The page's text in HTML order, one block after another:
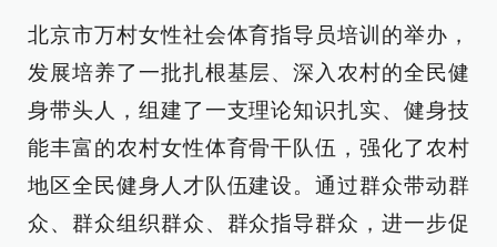
北京市万村女性社会体育指导员培训的举办，
发展培养了一批扎根基层、深入农村的全民健
身带头人，组建了一支理论知识扎实、健身技
能丰富的农村女性体育骨干队伍，强化了农村
地区全民健身人才队伍建设。通过群众带动群
众、群众组织群众、群众指导群众，进一步促